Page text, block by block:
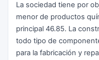
La sociedad tiene por
menor de productos
principal 46.85. La
todo tipo de
para la fabricación y